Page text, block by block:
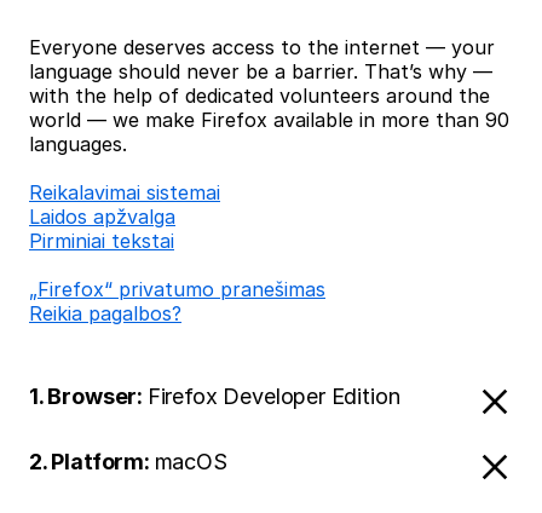
Everyone deserves access to the internet — your
language should never be a barrier. That’s why —
with the help of dedicated volunteers around the
world — we make Firefox available in more than 90
languages.
Reikalavimai sistemai
Laidos apžvalga
Pirminiai tekstai
„Firefox“ privatumo pranešimas
Reikia pagalbos?
1. Browser: Firefox Developer Edition
2. Platform: macOS